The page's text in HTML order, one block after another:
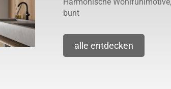
bunt
alle entdecken